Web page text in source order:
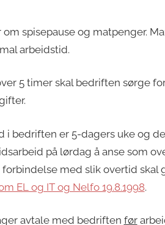
spisepause og matpenger.
arbeidstid.
5 timer skal bedriften sørge
i bedriften er 5-dagers uke og
på lørdag å anse som
med slik overtid skal
EL og IT og Nelfo 19.8.1998.
avtale med bedriften før